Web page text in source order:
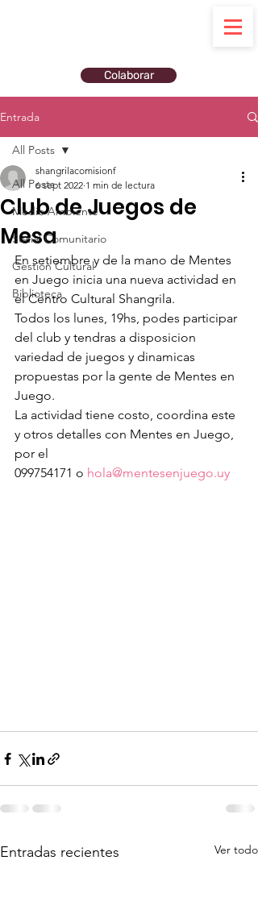
Colaborar
Entrada
All Posts
Medio Ambiente
Social Comunitario
Gestión Cultural
Biblioteca
All Posts
Club de Juegos de
Mesa
shangrilacomisionf
6 sept 2022 1 min de lectura
En setiembre y de la mano de Mentes
en Juego inicia una nueva actividad en
el Centro Cultural Shangrila.
Todos los lunes, 19hs, podes participar
del club y tendras a disposicion
variedad de juegos y dinamicas
propuestas por la gente de Mentes en
Juego.
La actividad tiene costo, coordina este
y otros detalles con Mentes en Juego,
por el
099754171 o hola@mentesenjuego.uy
Entradas recientes Ver todo